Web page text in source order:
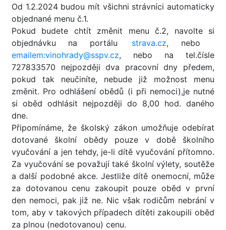
Od 1.2.2024 budou mít všichni strávníci automaticky
objednané menu č.1.
Pokud budete chtít změnit menu č.2, navolte si
objednávku na portálu
strava.cz, nebo
emailem:vinohrady@sspv.cz, nebo na tel.čísle
727833570 nejpozději dva pracovní dny předem,
pokud tak neučiníte, nebude již možnost menu
změnit. Pro odhlášení obědů (i při nemoci),je nutné
si oběd odhlásit nejpozději do 8,00 hod. daného
dne.
Připomínáme, že školský zákon umožňuje odebírat
dotované školní obědy pouze v době školního
vyučování a jen tehdy, je-li dítě vyučování přítomno.
Za vyučování se považují také školní výlety, soutěže
a další podobné akce. Jestliže dítě onemocní, může
za dotovanou cenu zakoupit pouze oběd v první
den nemoci, pak již ne. Nic však rodičům nebrání v
tom, aby v takových případech dítěti zakoupili oběd
za plnou (nedotovanou) cenu.